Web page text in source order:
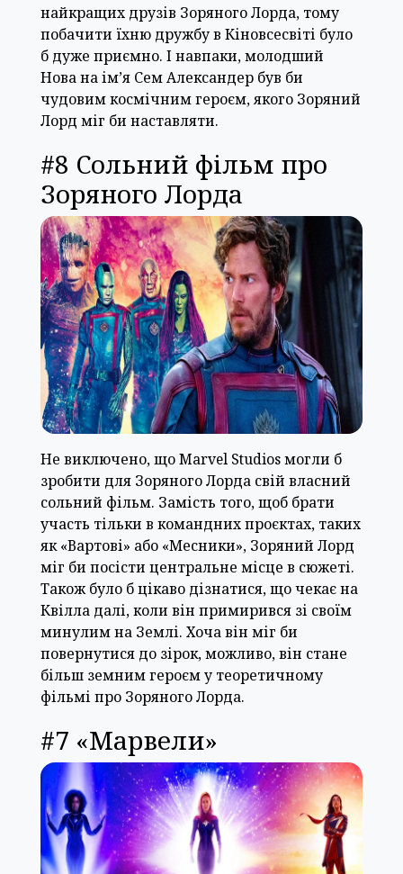
найкращих друзів Зоряного Лорда, тому
побачити їхню дружбу в Кіновсесвіті було
б дуже приємно. І навпаки, молодший
Нова на ім’я Сем Александер був би
чудовим космічним героєм, якого Зоряний
Лорд міг би наставляти.
#8 Сольний фільм про
Зоряного Лорда
Не виключено, що Marvel Studios могли б
зробити для Зоряного Лорда свій власний
сольний фільм. Замість того, щоб брати
участь тільки в командних проєктах, таких
як «Вартові» або «Месники», Зоряний Лорд
міг би посісти центральне місце в сюжеті.
Також було б цікаво дізнатися, що чекає на
Квілла далі, коли він примирився зі своїм
минулим на Землі. Хоча він міг би
повернутися до зірок, можливо, він стане
більш земним героєм у теоретичному
фільмі про Зоряного Лорда.
#7 «Марвели»